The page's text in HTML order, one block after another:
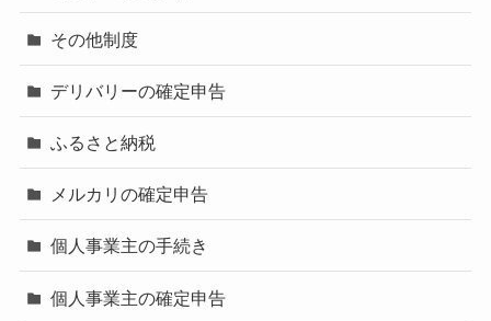
その他制度
デリバリーの確定申告
ふるさと納税
メルカリの確定申告
個人事業主の手続き
個人事業主の確定申告